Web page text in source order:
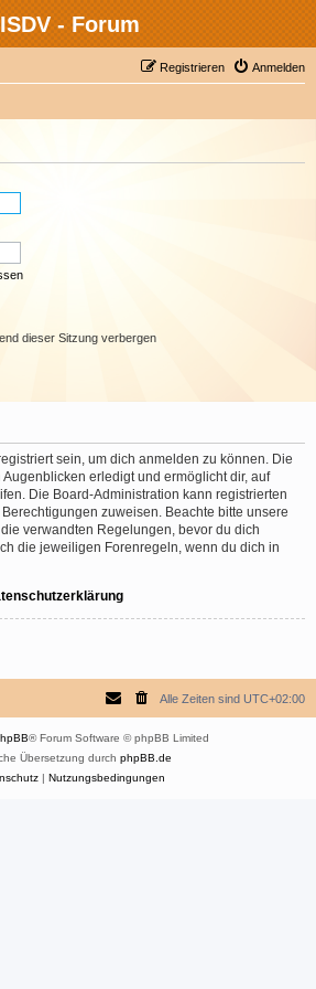
ISDV - Forum
Anmelden
Registrieren
dieser Sitzung verbergen
sein, um dich anmelden zu können. Die
erledigt und ermöglicht dir, auf
Die Board-Administration kann registrierten
zuweisen. Beachte bitte unsere
verwandten Regelungen, bevor du dich
die jeweiligen Forenregeln, wenn du dich in
Alle Zeiten sind UTC+02:00
® Forum Software © phpBB Limited
Übersetzung durch phpBB.de
| Nutzungsbedingungen